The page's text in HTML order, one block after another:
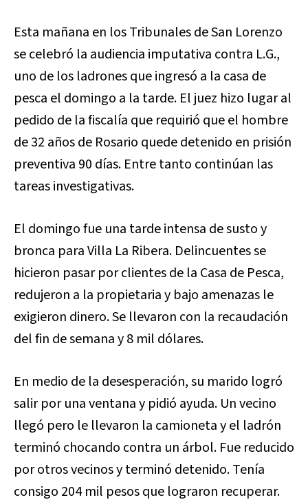
Esta mañana en los Tribunales de San Lorenzo
se celebró la audiencia imputativa contra L.G.,
uno de los ladrones que ingresó a la casa de
pesca el domingo a la tarde. El juez hizo lugar al
pedido de la fiscalía que requirió que el hombre
de 32 años de Rosario quede detenido en prisión
preventiva 90 días. Entre tanto continúan las
tareas investigativas.
El domingo fue una tarde intensa de susto y
bronca para Villa La Ribera. Delincuentes se
hicieron pasar por clientes de la Casa de Pesca,
redujeron a la propietaria y bajo amenazas le
exigieron dinero. Se llevaron con la recaudación
del fin de semana y 8 mil dólares.
En medio de la desesperación, su marido logró
salir por una ventana y pidió ayuda. Un vecino
llegó pero le llevaron la camioneta y el ladrón
terminó chocando contra un árbol. Fue reducido
por otros vecinos y terminó detenido. Tenía
consigo 204 mil pesos que lograron recuperar.